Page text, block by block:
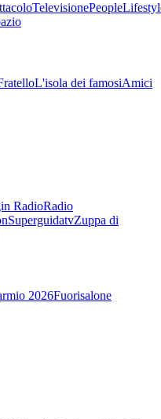
TelevisionePeople
L'isola dei famosiAmici
RadioRadio
SuperguidatvZuppa di
2026Fuorisalone